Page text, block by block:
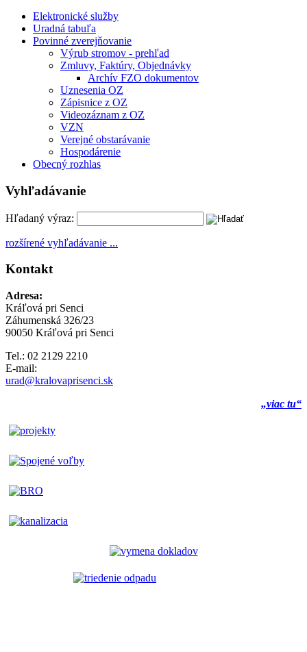
Elektronické služby
Uradná tabuľa
Povinné zverejňovanie
Výrub stromov - prehľad
Zmluvy, Faktúry, Objednávky
Archív FZO dokumentov
Uznesenia OZ
Zápisnice z OZ
Videozáznam z OZ
VZN
Verejné obstarávanie
Hospodárenie
Obecný rozhlas
Vyhľadávanie
Hľadaný výraz:
rozšírené vyhľadávanie ...
Kontakt
Adresa:
Kráľová pri Senci
Záhumenská 326/23
90050 Kráľová pri Senci
Tel.: 02 2129 2210
E-mail:
urad@kralovaprisenci.sk
„viac tu“